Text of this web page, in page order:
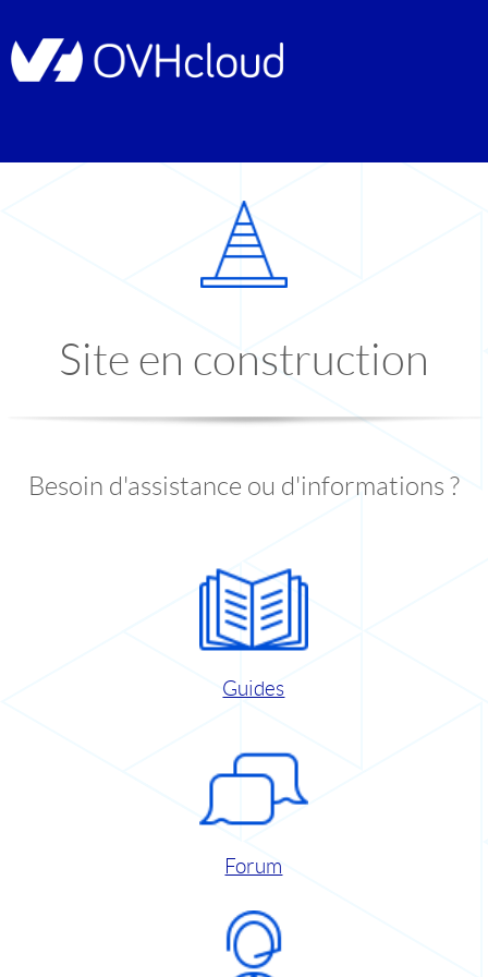
Site en construction
Besoin d'assistance ou d'informations ?
Guides
Forum